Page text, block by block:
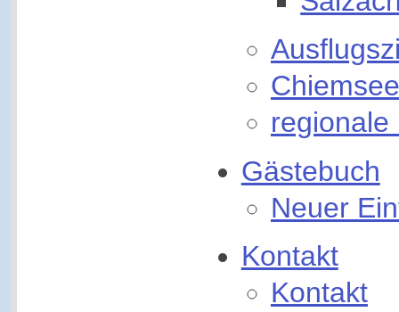
Chiemsee
regionale
Gästebuch
Neuer
Kontakt
Kontakt